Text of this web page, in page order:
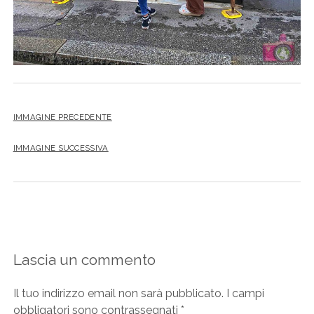
IMMAGINE PRECEDENTE
IMMAGINE SUCCESSIVA
Lascia un commento
Il tuo indirizzo email non sarà pubblicato.
I campi
obbligatori sono contrassegnati *